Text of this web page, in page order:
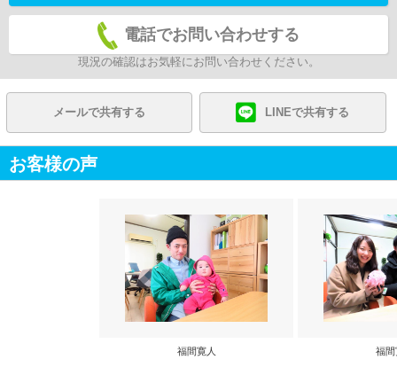
電話でお問い合わせする
現況の確認はお気軽にお問い合わせください。
メールで共有する LINEで共有する
お客様の声
福間寛人 福間